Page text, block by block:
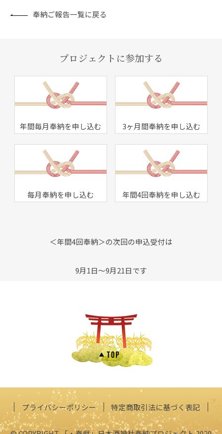
奉納ご報告一覧に戻る
プロジェクトに参加する
年間毎月奉納を申し込む 3ヶ月間奉納を申し込む
毎月奉納を申し込む 年間4回奉納を申し込む
＜年間4回奉納＞の次回の申込受付は
9月1日～9月21日です
プライバシーポリシー 特定商取引法に基づく表記